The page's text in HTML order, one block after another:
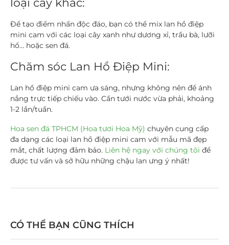
loại cây khác:
Để tạo điểm nhấn độc đáo, bạn có thể mix lan hồ điệp
mini cam với các loại cây xanh như dương xỉ, trầu bà, lưỡi
hổ… hoặc sen đá.
Chăm sóc Lan Hồ Điệp Mini:
Lan hồ điệp mini cam ưa sáng, nhưng không nên để ánh
nắng trực tiếp chiếu vào. Cần tưới nước vừa phải, khoảng
1-2 lần/tuần.
Hoa sen đá TPHCM (Hoa tươi Hoa Mỹ) chuyên cung cấp
đa dạng các loại lan hồ điệp mini cam với mẫu mã đẹp
mắt, chất lượng đảm bảo. Liên hệ ngay với chúng tôi để
được tư vấn và sở hữu những chậu lan ưng ý nhất!
CÓ THỂ BẠN CŨNG THÍCH